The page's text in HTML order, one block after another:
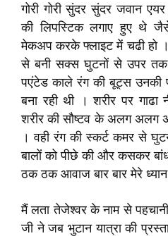
गोरी गोरी सुंदर सुंदर जवान
की लिपस्टिक लगाए हुए थे
मेकअप करके फ्लाइट में चढी हो
से बनी सक्स घुटनों से उपर
पएंटेड काले रंग की बूट्स उनकी
बना रही थी । शरीर पर
शरीर की सौष्टव के अलग अलग
। वही रंग की स्कर्ट कमर से
बालों को पीछे की और कसकर
ठक ठक आवाज बार बार मेरे
मैं लता तेजेश्वर के नाम से
जी ने जब भुटान यात्रा की